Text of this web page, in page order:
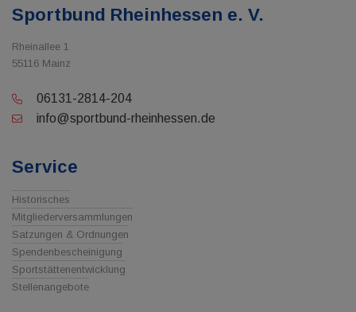
Sportbund Rheinhessen e. V.
Rheinallee 1
55116 Mainz
06131-2814-204
info@sportbund-rheinhessen.de
Service
Historisches
Mitgliederversammlungen
Satzungen & Ordnungen
Spendenbescheinigung
Sportstättenentwicklung
Stellenangebote